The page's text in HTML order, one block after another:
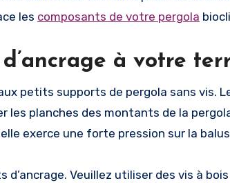
les composants de votre pergola
à votre
petits supports de pergola sans vis.
les planches des montants de la
exerce une forte pression sur la
d’ancrage. Veuillez utiliser des vis à